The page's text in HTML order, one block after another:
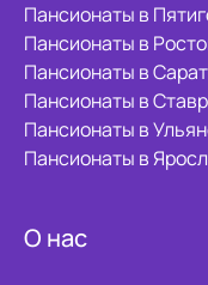
Пансионаты в
Пансионаты в
Пансионаты в
Пансионаты в
Пансионаты в
Пансионаты в
О нас